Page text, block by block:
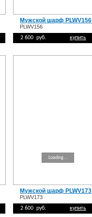
Мужской шарф PLWV156
PLWV156
2 600 руб.
купить
Loading...
Мужской шарф PLWV173
PLWV173
2 600 руб.
купить